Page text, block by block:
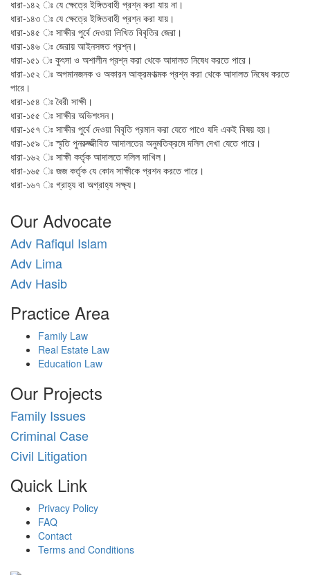
ধারা-১৪২ ঃ যে ক্ষেত্রে ইঙ্গিতবাহী প্রশ্ন করা যায় না।
ধারা-১৪৩ ঃ যে ক্ষেত্রে ইঙ্গিতবাহী প্রশ্ন করা যায়।
ধারা-১৪৫ ঃ সাক্ষীর পুর্বে দেওয়া লিখিত বিবৃতির জেরা।
ধারা-১৪৬ ঃ জেরায় আইনসঙ্গত প্রশ্ন।
ধারা-১৫১ ঃ কুৎসা ও অশালীন প্রশ্ন করা থেকে আদালত নিষেধ করতে পারে।
ধারা-১৫২ ঃ অপমানজনক ও অকারন আক্রমণাত্মক প্রশ্ন করা থেকে আদালত নিষেধ করতে
পারে।
ধারা-১৫৪ ঃ বৈরী সাক্ষী।
ধারা-১৫৫ ঃ সাক্ষীর অভিশংসন।
ধারা-১৫৭ ঃ সাক্ষীর পুর্বে দেওয়া বিবৃতি প্রমান করা যেতে পাওে যদি একই বিষয় হয়।
ধারা-১৫৯ ঃ স্মৃতি পুনরুজ্জীবিত আদালতের অনুমতিক্রমে দলিল দেখা যেতে পারে।
ধারা-১৬২ ঃ সাক্ষী কর্তৃক আদালতে দলিল দাখিল।
ধারা-১৬৫ ঃ জজ কর্তৃক যে কোন সাক্ষীকে প্রশন করতে পারে।
ধারা-১৬৭ ঃ গ্রাহ্য বা অগ্রাহ্য সক্ষ্য।
Our Advocate
Adv Rafiqul Islam
Adv Lima
Adv Hasib
Practice Area
Family Law
Real Estate Law
Education Law
Our Projects
Family Issues
Criminal Case
Civil Litigation
Quick Link
Privacy Policy
FAQ
Contact
Terms and Conditions